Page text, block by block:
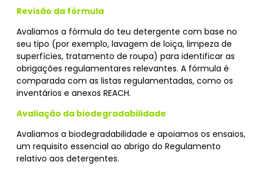
Revisão da fórmula
Avaliamos a fórmula do teu detergente com base no
seu tipo (por exemplo, lavagem de loiça, limpeza de
superfícies, tratamento de roupa) para identificar as
obrigações regulamentares relevantes. A fórmula é
comparada com as listas regulamentadas, como os
inventários e anexos REACH.
Avaliação da biodegradabilidade
Avaliamos a biodegradabilidade e apoiamos os ensaios,
um requisito essencial ao abrigo do Regulamento
relativo aos detergentes.